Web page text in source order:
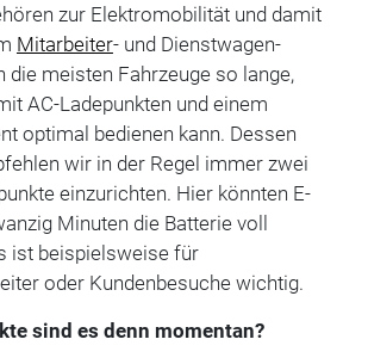
zur Elektromobilität und damit
Mitarbeiter- und Dienstwagen-
die meisten Fahrzeuge so lange,
AC-Ladepunkten und einem
optimal bedienen kann. Dessen
wir in der Regel immer zwei
einzurichten. Hier könnten E-
Minuten die Batterie voll
ist beispielsweise für
oder Kundenbesuche wichtig.
sind es denn momentan?